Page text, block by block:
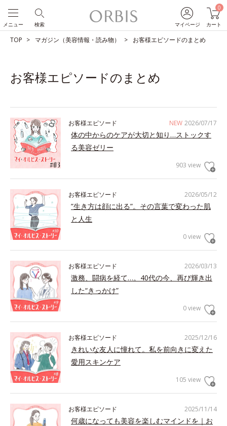
マイページ
0
カート
検索
メニュー
TOP マガジン（美容情報・読み物） お客様エピソードのまとめ
お客様エピソードのまとめ
NEW 2026/07/17
お客様エピソード
体の中からのケアが大切と知り…ストックす
る美容ゼリー
903 view
2026/05/12
お客様エピソード
”生き方は顔に出る”。その言葉で変わった肌
と人生
0 view
2026/03/13
お客様エピソード
激務、闘病を経て…。40代の今、再び輝き出
した“きっかけ”
0 view
2025/12/16
お客様エピソード
きれいな友人に憧れて。私を前向きに変えた
愛用スキンケア
105 view
2025/11/14
お客様エピソード
何歳になっても美容を楽しむマインドを｜お